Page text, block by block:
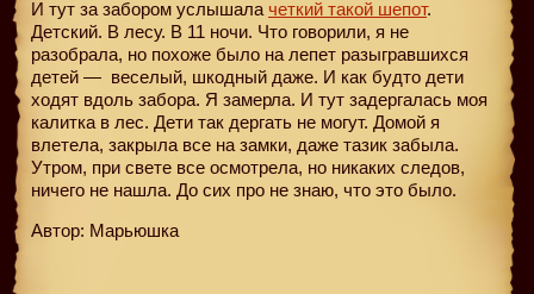
И тут за забором услышала четкий такой шепот.
Детский. В лесу. В 11 ночи. Что говорили, я не
разобрала, но похоже было на лепет разыгравшихся
детей — веселый, шкодный даже. И как будто дети
ходят вдоль забора. Я замерла. И тут задергалась моя
калитка в лес. Дети так дергать не могут. Домой я
влетела, закрыла все на замки, даже тазик забыла.
Утром, при свете все осмотрела, но никаких следов,
ничего не нашла. До сих про не знаю, что это было.
Автор: Марьюшка